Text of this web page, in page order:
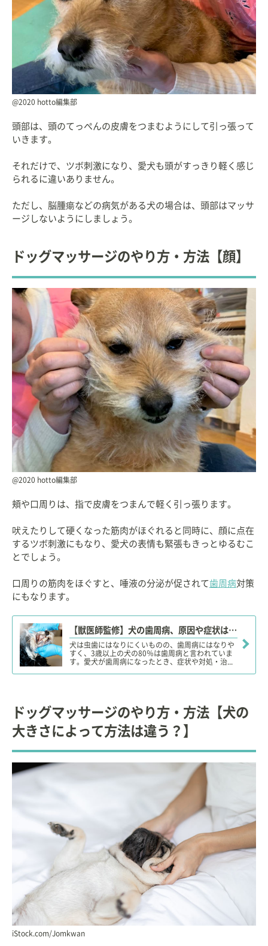
@2020 hotto編集部
頭部は、頭のてっぺんの皮膚をつまむようにして引っ張って
いきます。
それだけで、ツボ刺激になり、愛犬も頭がすっきり軽く感じ
られるに違いありません。
ただし、脳腫瘍などの病気がある犬の場合は、頭部はマッサ
ージしないようにしましょう。
ドッグマッサージのやり方・方法【顔】
@2020 hotto編集部
頬や口周りは、指で皮膚をつまんで軽く引っ張ります。
吠えたりして硬くなった筋肉がほぐれると同時に、顔に点在
するツボ刺激にもなり、愛犬の表情も緊張もきっとゆるむこ
とでしょう。
口周りの筋肉をほぐすと、唾液の分泌が促されて歯周病対策
にもなります。
【獣医師監修】犬の歯周病、原因や症状は？対処・治療法、治療費、ケア・予防対策は？
犬は虫歯にはなりにくいものの、歯周病にはなりや
すく、3歳以上の犬の80％は歯周病と言われていま
す。愛犬が歯周病になったとき、症状や対処・治...
ドッグマッサージのやり方・方法【犬の
大きさによって方法は違う？】
iStock.com/Jomkwan